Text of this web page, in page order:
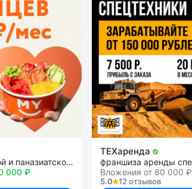
франшиза японской и паназиатской кухни
000 ₽
ТЕХаренда
Вложения от 80 000 ₽
5.0
12 отзывов